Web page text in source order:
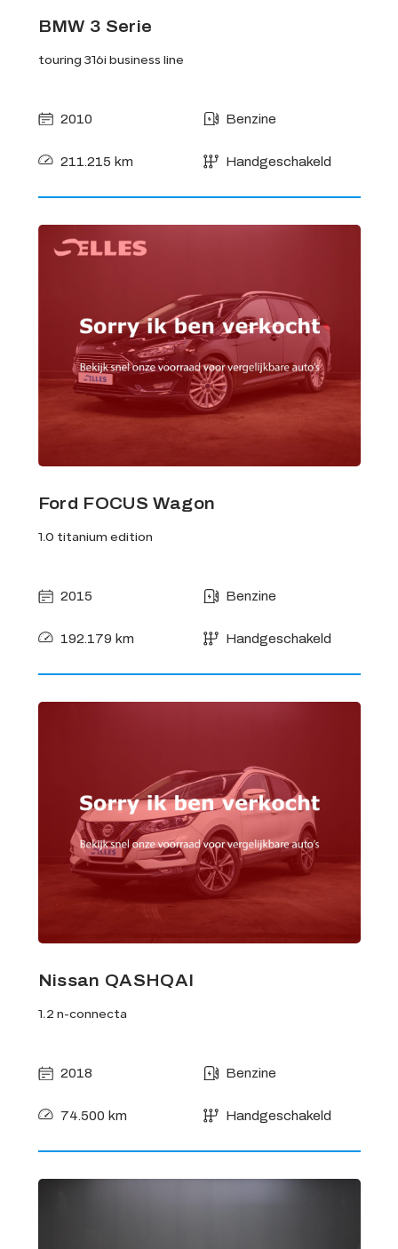
BMW 3 Serie
touring 316i business line
2010 Benzine
211.215 km Handgeschakeld
Ford FOCUS Wagon
1.0 titanium edition
2015 Benzine
192.179 km Handgeschakeld
Nissan QASHQAI
1.2 n-connecta
2018 Benzine
74.500 km Handgeschakeld